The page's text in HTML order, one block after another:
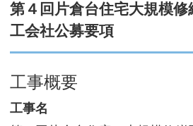
第４回片倉台住宅大規模
工会社公募要項
工事概要
工事名